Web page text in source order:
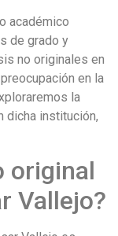
académico
de grado y
no originales en
en la
la
dicha institución,
original
Vallejo?